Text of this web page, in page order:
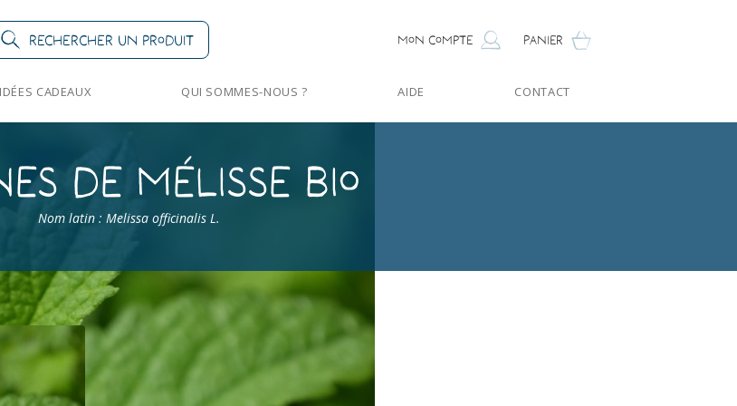
Rechercher un produit Mon compte Panier
IDÉES CADEAUX QUI SOMMES-NOUS ? AIDE CONTACT
de Mélisse Bio
Nom latin : Melissa officinalis L.
> Mélisse Bio
Mélisse Bio
Nom latin : Melissa officinalis L.